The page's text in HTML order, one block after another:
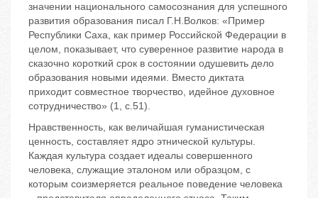
значении национального самосознания для успешного
развития образования писал Г.Н.Волков: «Пример
Республики Саха, как пример Российской Федерации в
целом, показывает, что суверенное развитие народа в
сказочно короткий срок в состоянии одушевить дело
образования новыми идеями. Вместо диктата
приходит совместное творчество, идейное духовное
сотрудничество» (1, с.51).
Нравственность, как величайшая гуманистическая
ценность, составляет ядро этнической культуры.
Каждая культура создает идеалы совершенного
человека, служащие эталоном или образцом, с
которым соизмеряется реальное поведение человека